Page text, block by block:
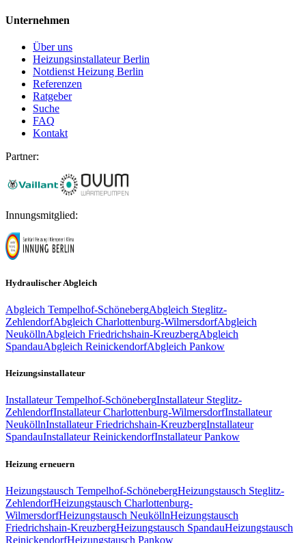
Unternehmen
Über uns
Heizungsinstallateur Berlin
Notdienst Heizung Berlin
Referenzen
Ratgeber
Suche
FAQ
Kontakt
Partner:
Innungsmitglied:
Hydraulischer Abgleich
Abgleich Tempelhof-SchönebergAbgleich Steglitz-
ZehlendorfAbgleich Charlottenburg-WilmersdorfAbgleich
NeuköllnAbgleich Friedrichshain-KreuzbergAbgleich
SpandauAbgleich ReinickendorfAbgleich Pankow
Heizungsinstallateur
Installateur Tempelhof-SchönebergInstallateur Steglitz-
ZehlendorfInstallateur Charlottenburg-WilmersdorfInstallateur
NeuköllnInstallateur Friedrichshain-KreuzbergInstallateur
SpandauInstallateur ReinickendorfInstallateur Pankow
Heizung erneuern
Heizungstausch Tempelhof-SchönebergHeizungstausch Steglitz-
ZehlendorfHeizungstausch Charlottenburg-
WilmersdorfHeizungstausch NeuköllnHeizungstausch
Friedrichshain-KreuzbergHeizungstausch SpandauHeizungstausch
ReinickendorfHeizungstausch Pankow